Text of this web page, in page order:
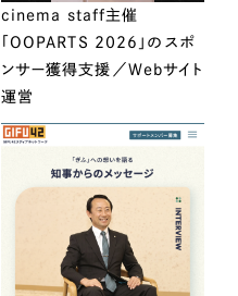
cinema staff主催
「OOPARTS 2026」のスポ
ンサー獲得支援／Webサイト
運営